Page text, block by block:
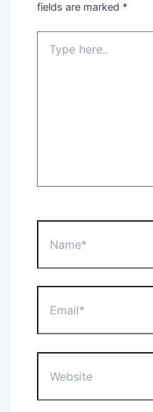
fields are marked *
here..